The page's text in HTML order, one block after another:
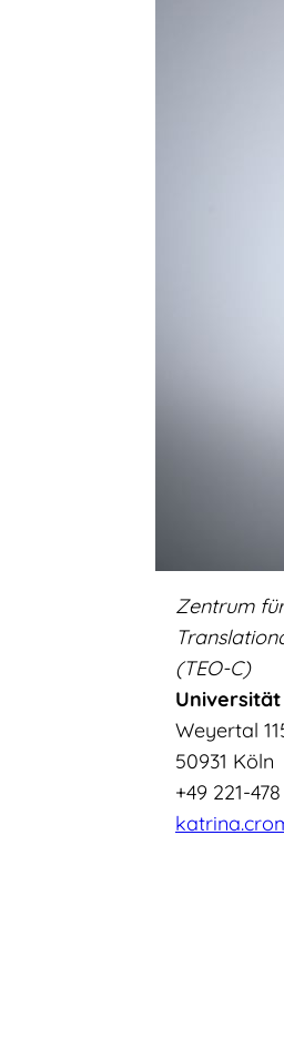
Zentrum
(TEO-C)
Weyertal
50931 Köln
+49 221-